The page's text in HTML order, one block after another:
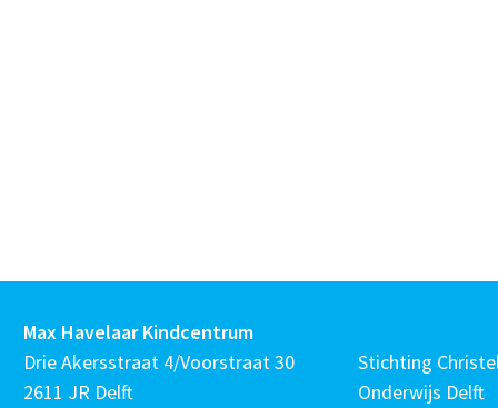
Max Havelaar Kindcentrum
Drie Akersstraat 4/Voorstraat 30
2611 JR Delft
Stichting
Onderwijs Delft